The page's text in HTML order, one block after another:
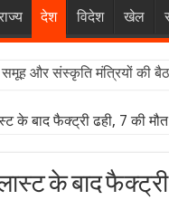
देश विदेश खेल
समूह और संस्कृति मंत्रियों की
के बाद फैक्ट्री ढही, 7 की मौत
के बाद